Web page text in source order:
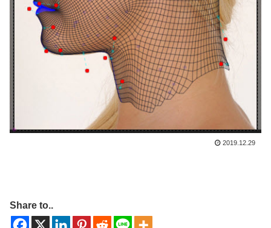
2019.12.29
Share to..